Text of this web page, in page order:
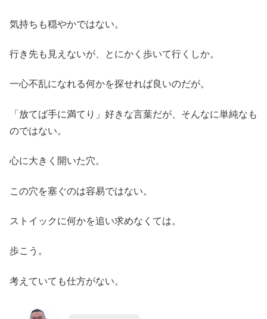
気持ちも穏やかではない。
行き先も見えないが、とにかく歩いて行くしか。
一心不乱になれる何かを探せれば良いのだが。
「放てば手に満てり」好きな言葉だが、そんなに単純なも
のではない。
心に大きく開いた穴。
この穴を塞ぐのは容易ではない。
ストイックに何かを追い求めなくては。
歩こう。
考えていても仕方がない。